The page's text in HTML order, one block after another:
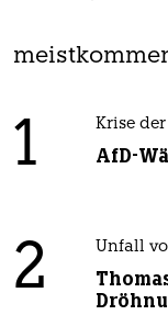
1 Krise
AfD-
2 Unfall